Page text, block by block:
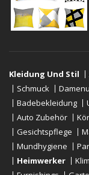
Kleidung Und Stil
Schmuck
Badebekleidung
Auto Zubehör
Gesichtspflege
Mundhygiene
Heimwerker